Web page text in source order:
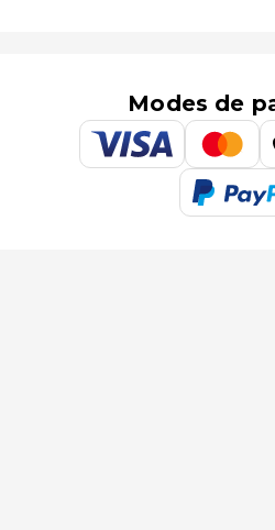
Modes de